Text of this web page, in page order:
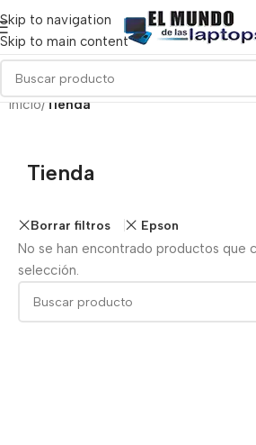
Skip to navigation
Skip to main content
Inicio/ Tienda
Tienda
Borrar filtros
Epson
No se han encontrado productos que
selección.